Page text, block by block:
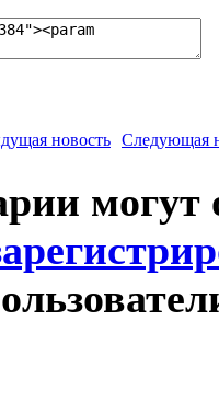
новость Следующая
могут